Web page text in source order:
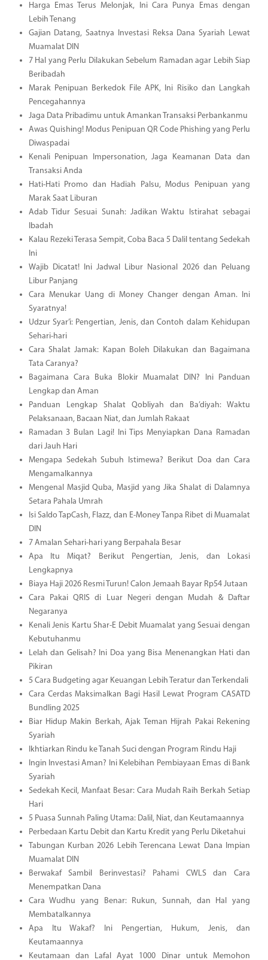
Harga Emas Terus Melonjak, Ini Cara Punya Emas dengan
Lebih Tenang
Gajian Datang, Saatnya Investasi Reksa Dana Syariah Lewat
Muamalat DIN
7 Hal yang Perlu Dilakukan Sebelum Ramadan agar Lebih Siap
Beribadah
Marak Penipuan Berkedok File APK, Ini Risiko dan Langkah
Pencegahannya
Jaga Data Pribadimu untuk Amankan Transaksi Perbankanmu
Awas Quishing! Modus Penipuan QR Code Phishing yang Perlu
Diwaspadai
Kenali Penipuan Impersonation, Jaga Keamanan Data dan
Transaksi Anda
Hati-Hati Promo dan Hadiah Palsu, Modus Penipuan yang
Marak Saat Liburan
Adab Tidur Sesuai Sunah: Jadikan Waktu Istirahat sebagai
Ibadah
Kalau Rezeki Terasa Sempit, Coba Baca 5 Dalil tentang Sedekah
Ini
Wajib Dicatat! Ini Jadwal Libur Nasional 2026 dan Peluang
Libur Panjang
Cara Menukar Uang di Money Changer dengan Aman. Ini
Syaratnya!
Udzur Syar’i: Pengertian, Jenis, dan Contoh dalam Kehidupan
Sehari-hari
Cara Shalat Jamak: Kapan Boleh Dilakukan dan Bagaimana
Tata Caranya?
Bagaimana Cara Buka Blokir Muamalat DIN? Ini Panduan
Lengkap dan Aman
Panduan Lengkap Shalat Qobliyah dan Ba’diyah: Waktu
Pelaksanaan, Bacaan Niat, dan Jumlah Rakaat
Ramadan 3 Bulan Lagi! Ini Tips Menyiapkan Dana Ramadan
dari Jauh Hari
Mengapa Sedekah Subuh Istimewa? Berikut Doa dan Cara
Mengamalkannya
Mengenal Masjid Quba, Masjid yang Jika Shalat di Dalamnya
Setara Pahala Umrah
Isi Saldo TapCash, Flazz, dan E-Money Tanpa Ribet di Muamalat
DIN
7 Amalan Sehari-hari yang Berpahala Besar
Apa Itu Miqat? Berikut Pengertian, Jenis, dan Lokasi
Lengkapnya
Biaya Haji 2026 Resmi Turun! Calon Jemaah Bayar Rp54 Jutaan
Cara Pakai QRIS di Luar Negeri dengan Mudah & Daftar
Negaranya
Kenali Jenis Kartu Shar-E Debit Muamalat yang Sesuai dengan
Kebutuhanmu
Lelah dan Gelisah? Ini Doa yang Bisa Menenangkan Hati dan
Pikiran
5 Cara Budgeting agar Keuangan Lebih Teratur dan Terkendali
Cara Cerdas Maksimalkan Bagi Hasil Lewat Program CASATD
Bundling 2025
Biar Hidup Makin Berkah, Ajak Teman Hijrah Pakai Rekening
Syariah
Ikhtiarkan Rindu ke Tanah Suci dengan Program Rindu Haji
Ingin Investasi Aman? Ini Kelebihan Pembiayaan Emas di Bank
Syariah
Sedekah Kecil, Manfaat Besar: Cara Mudah Raih Berkah Setiap
Hari
5 Puasa Sunnah Paling Utama: Dalil, Niat, dan Keutamaannya
Perbedaan Kartu Debit dan Kartu Kredit yang Perlu Diketahui
Tabungan Kurban 2026 Lebih Terencana Lewat Dana Impian
Muamalat DIN
Berwakaf Sambil Berinvestasi? Pahami CWLS dan Cara
Menempatkan Dana
Cara Wudhu yang Benar: Rukun, Sunnah, dan Hal yang
Membatalkannya
Apa Itu Wakaf? Ini Pengertian, Hukum, Jenis, dan
Keutamaannya
Keutamaan dan Lafal Ayat 1000 Dinar untuk Memohon